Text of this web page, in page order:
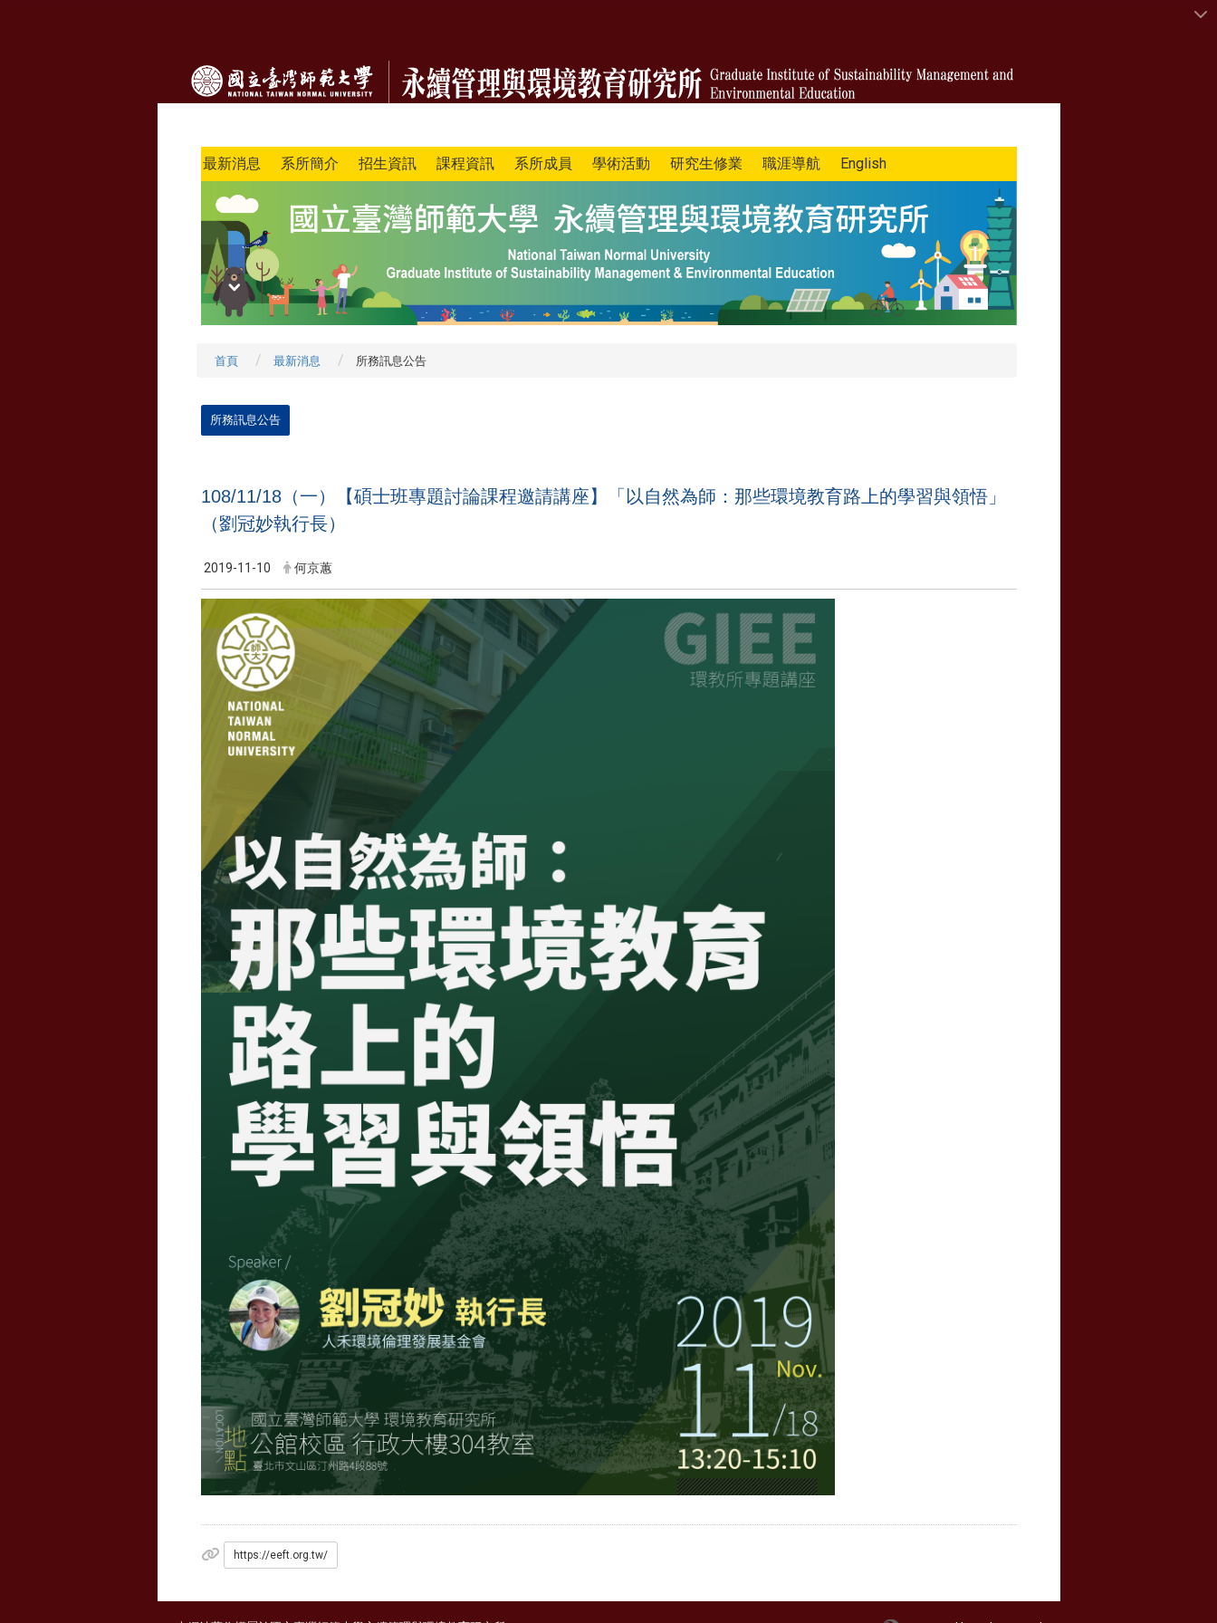
最新消息 系所簡介 招生資訊 課程資訊 系所成員 學術活動 研究生修業 職涯導航 English
首頁 最新消息 所務訊息公告
所務訊息公告
108/11/18（一）【碩士班專題討論課程邀請講座】「以自然為師：那些環境教育路上的學習與領悟」
（劉冠妙執行長）
2019-11-10 何京蕙
https://eeft.org.tw/